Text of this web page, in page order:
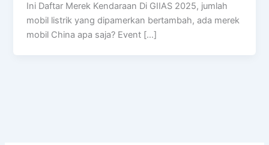
Ini Daftar Merek Kendaraan Di GIIAS 2025, jumlah
mobil listrik yang dipamerkan bertambah, ada merek
mobil China apa saja? Event […]